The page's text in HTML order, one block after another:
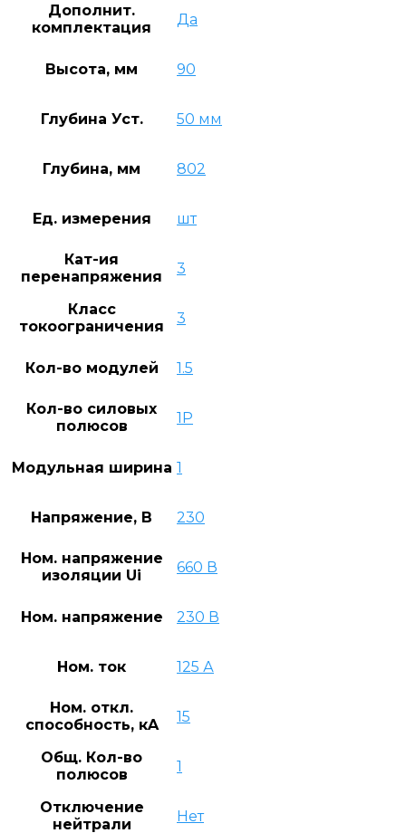
Дополнит.
комплектация
Да
Высота, мм 90
Глубина Уст. 50 мм
Глубина, мм 802
Ед. измерения шт
Кат-ия
перенапряжения
3
Класс
токоограничения
3
Кол-во модулей 1.5
Кол-во силовых
полюсов
1P
Модульная ширина 1
Напряжение, В 230
Ном. напряжение
изоляции Ui
660 В
Ном. напряжение 230 В
Ном. ток 125 А
Ном. откл.
способность, кA
15
Общ. Кол-во
полюсов
1
Отключение
нейтрали
Нет